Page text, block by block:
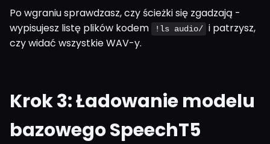
Po wgraniu sprawdzasz, czy ścieżki się zgadzają -
wypisujesz listę plików kodem
!ls audio/ i patrzysz,
czy widać wszystkie WAV-y.
Krok 3: Ładowanie modelu
bazowego SpeechT5